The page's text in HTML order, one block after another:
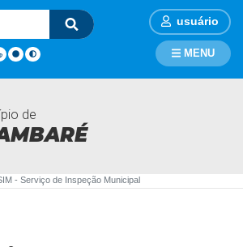
usuário
de
MENU
- Serviço de Inspeção Municipal